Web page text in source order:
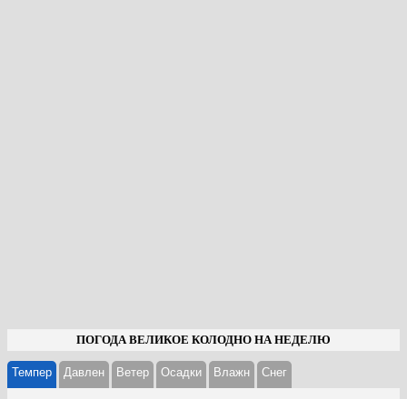
ПОГОДА ВЕЛИКОЕ КОЛОДНО НА НЕДЕЛЮ
Темпер Давлен Ветер Осадки Влажн Cнег